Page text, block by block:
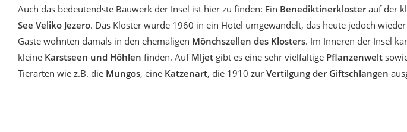
Auch das bedeutendste Bauwerk der Insel ist hier zu finden: Ein Benediktinerklosterauf der
See Veliko Jezero. Das Kloster wurde 1960 in ein Hotel umgewandelt, das heute jedoch
Gäste wohnten damals in den ehemaligen Mönchszellen des Klosters. Im Inneren der Insel
kleine Karstseen und Höhlen finden. Auf Mljet gibt es eine sehr vielfältige Pflanzenwelt
Tierarten wie z.B. die Mungos, eine Katzenart, die 1910 zur Vertilgung der Giftschlangen